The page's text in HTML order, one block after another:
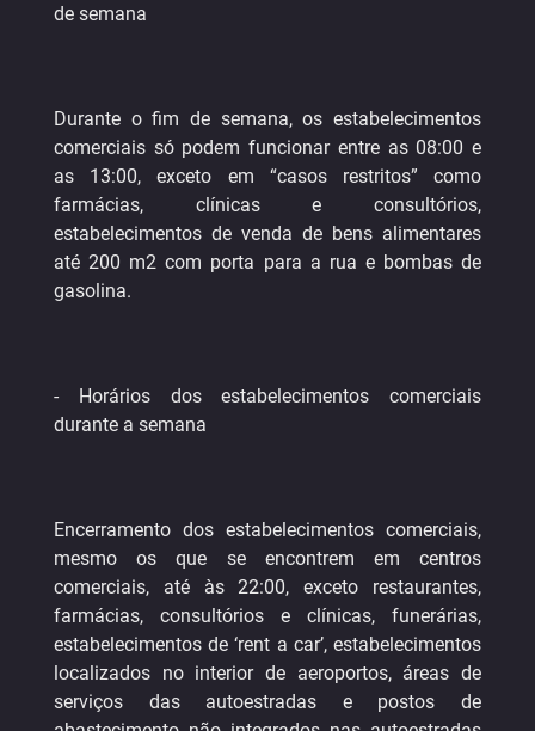
de semana
Durante o fim de semana, os estabelecimentos
comerciais só podem funcionar entre as 08:00 e
as 13:00, exceto em “casos restritos” como
farmácias, clínicas e consultórios,
estabelecimentos de venda de bens alimentares
até 200 m2 com porta para a rua e bombas de
gasolina.
- Horários dos estabelecimentos comerciais
durante a semana
Encerramento dos estabelecimentos comerciais,
mesmo os que se encontrem em centros
comerciais, até às 22:00, exceto restaurantes,
farmácias, consultórios e clínicas, funerárias,
estabelecimentos de ‘rent a car’, estabelecimentos
localizados no interior de aeroportos, áreas de
serviços das autoestradas e postos de